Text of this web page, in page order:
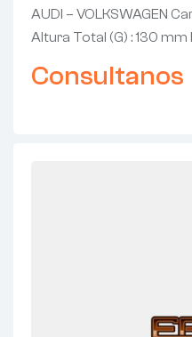
AUDI – VOLKSWAGEN
Altura Total (G) : 130
Consultanos